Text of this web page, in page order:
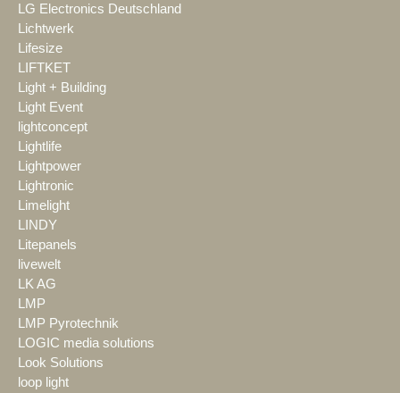
LG Electronics Deutschland
Lichtwerk
Lifesize
LIFTKET
Light + Building
Light Event
lightconcept
Lightlife
Lightpower
Lightronic
Limelight
LINDY
Litepanels
livewelt
LK AG
LMP
LMP Pyrotechnik
LOGIC media solutions
Look Solutions
loop light